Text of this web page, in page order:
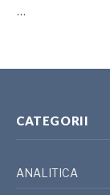
…
CATEGORII
ANALITICA